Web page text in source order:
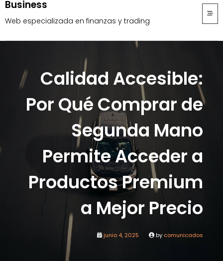
Skip
content
Business
Web especializada en finanzas y trading
Calidad Accesible:
Por Qué Comprar de
Segunda Mano
Permite Acceder a
Productos Premium
a Mejor Precio
junio 4, 2025 by comunicados